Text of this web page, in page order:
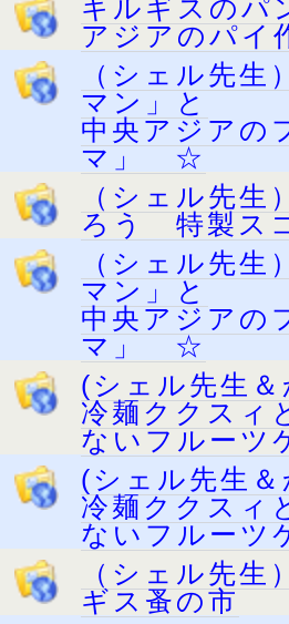
キルギスのパ
アジアのパイ
（シェル先
マン」と
中央アジアの
マ」 ☆
（シェル先
ろう 特製ス
（シェル先
マン」と
中央アジアの
マ」 ☆
(シェル先生
冷麺ククスィ
ないフルーツ
(シェル先生
冷麺ククスィ
ないフルーツ
（シェル先
ギス蚤の市